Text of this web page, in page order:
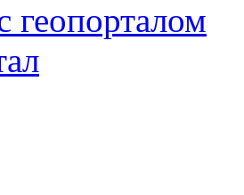
геопорталом